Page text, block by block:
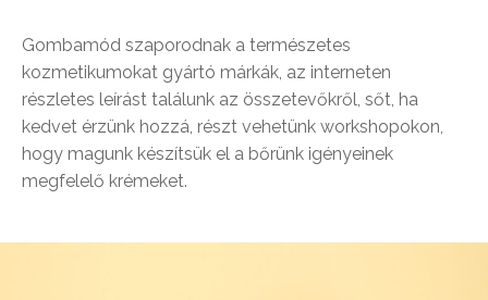
Gombamód szaporodnak a természetes
kozmetikumokat gyártó márkák, az interneten
részletes leírást találunk az összetevőkről, sőt, ha
kedvet érzünk hozzá, részt vehetünk workshopokon,
hogy magunk készítsük el a bőrünk igényeinek
megfelelő krémeket.